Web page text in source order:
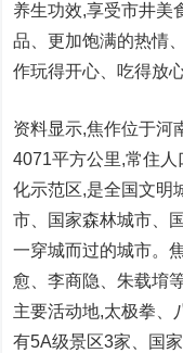
养生功效,享受市井美
品、更加饱满的热情
作玩得开心、吃得放
资料显示,焦作位于河
4071平方公里,常住 人
化示范区,是全国文明
市、
国家森林城市、
一穿城而过的城市。
愈、李商隐、朱载堉
主要活动地,太极拳、
有5A级景区3家、
国家